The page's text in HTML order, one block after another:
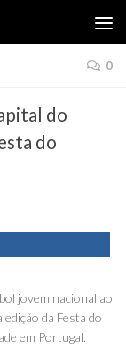
0
do
do
jovem nacional ao
da Festa do
em Portugal.